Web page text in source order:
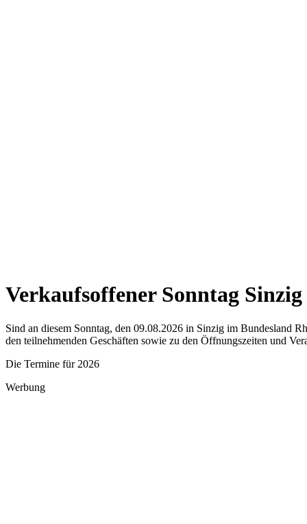
Verkaufsoffener Sonntag Sinzig
Sind an diesem Sonntag, den 09.08.2026 in Sinzig im Bundesland
den teilnehmenden Geschäften sowie zu den Öffnungszeiten und
Die Termine für 2026
Werbung